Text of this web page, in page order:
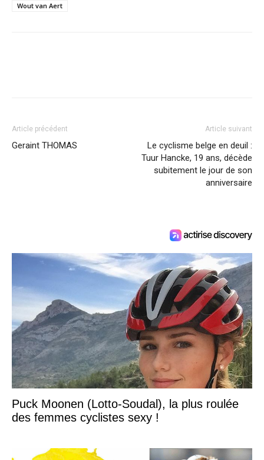
Wout van Aert
Article précédent
Geraint THOMAS
Article suivant
Le cyclisme belge en deuil :
Tuur Hancke, 19 ans, décède
subitement le jour de son
anniversaire
Puck Moonen (Lotto-Soudal), la plus roulée
des femmes cyclistes sexy !